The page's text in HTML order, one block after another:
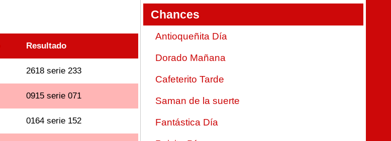
Resultado
2618 serie 233
0915 serie 071
0164 serie 152
Chances
Antioqueñita Día
Dorado Mañana
Cafeterito Tarde
Saman de la suerte
Fantástica Día